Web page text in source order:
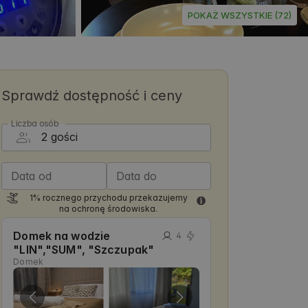
POKAŻ WSZYSTKIE (72)
Sprawdź dostępność i ceny
Liczba osób
Data od Data do
1% rocznego przychodu przekazujemy
na ochronę środowiska.
Domek na wodzie
"LIN","SUM", "Szczupak"
Domek
4